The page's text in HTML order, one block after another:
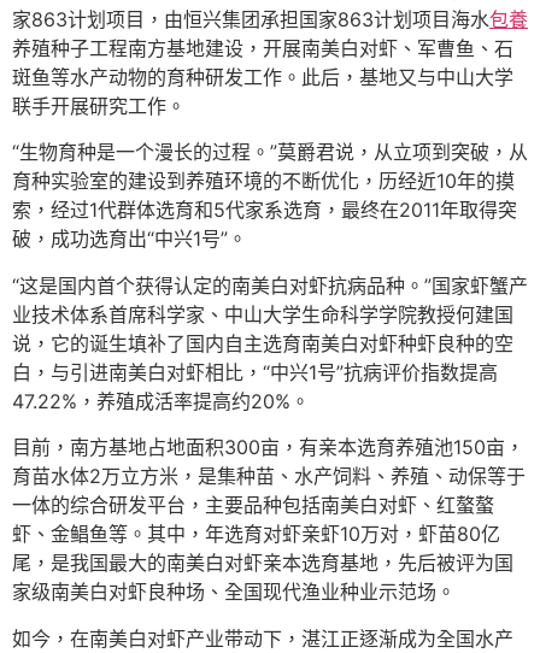
家863计划项目，由恒兴集团承担国家863计划项目海水包養
养殖种子工程南方基地建设，开展南美白对虾、军曹鱼、石
斑鱼等水产动物的育种研发工作。此后，基地又与中山大学
联手开展研究工作。
“生物育种是一个漫长的过程。”莫爵君说，从立项到突破，从
育种实验室的建设到养殖环境的不断优化，历经近10年的摸
索，经过1代群体选育和5代家系选育，最终在2011年取得突
破，成功选育出“中兴1号”。
“这是国内首个获得认定的南美白对虾抗病品种。”国家虾蟹产
业技术体系首席科学家、中山大学生命科学学院教授何建国
说，它的诞生填补了国内自主选育南美白对虾种虾良种的空
白，与引进南美白对虾相比，“中兴1号”抗病评价指数提高
47.22%，养殖成活率提高约20%。
目前，南方基地占地面积300亩，有亲本选育养殖池150亩，
育苗水体2万立方米，是集种苗、水产饲料、养殖、动保等于
一体的综合研发平台，主要品种包括南美白对虾、红螯螯
虾、金鲳鱼等。其中，年选育对虾亲虾10万对，虾苗80亿
尾，是我国最大的南美白对虾亲本选育基地，先后被评为国
家级南美白对虾良种场、全国现代渔业种业示范场。
如今，在南美白对虾产业带动下，湛江正逐渐成为全国水产